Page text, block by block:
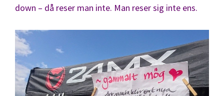
down – då reser man inte. Man reser sig inte ens.